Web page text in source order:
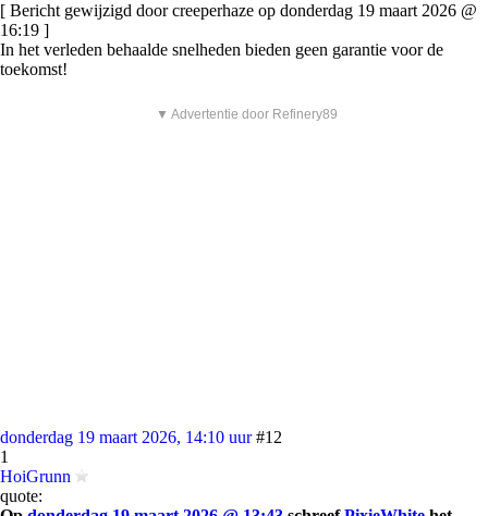
[ Bericht gewijzigd door creeperhaze op donderdag 19 maart 2026 @
16:19 ]
In het verleden behaalde snelheden bieden geen garantie voor de
toekomst!
▼ Advertentie door Refinery89
donderdag 19 maart 2026, 14:10 uur #12
1
HoiGrunn
quote: